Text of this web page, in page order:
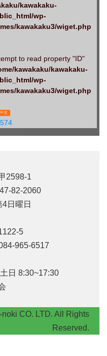
kawakaku-
wp-
kawakaku3/wiget.php
to read property "ID"
kawakaku/kawakaku-
wp-
kawakaku3/wiget.php
中古
2598-1
82-2060
日曜日
5
965-6517
日 8:30~17:30
CO. LTD. All Rights
Reserved.